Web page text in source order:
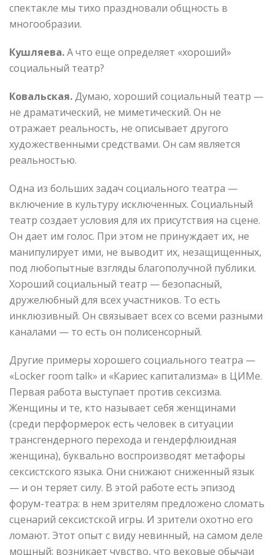
спектакле мы тихо праздновали общность в
многообразии.
Кушляева.А что еще определяет «хороший»
социальный театр?
Ковальская.Думаю, хороший социальный театр —
не драматический, не миметический. Он не
отражает реальность, не описывает другого
художественными средствами. Он сам является
реальностью.
Одна из больших задач социального театра —
включение в культуру исключенных. Социальный
театр создает условия для их присутствия на сцене.
Он дает им голос. При этом не принуждает их, не
манипулирует ими, не выводит их, незащищенных,
под любопытные взгляды благополучной публики.
Хороший социальный театр — безопасный,
дружелюбный для всех участников. То есть
инклюзивный. Он связывает всех со всеми разными
каналами — то есть он полисенсорный.
Другие примеры хорошего социального театра —
«Locker room talk» и «Кариес капитализма» в ЦИМе.
Первая работа выступает против сексизма.
Женщины и те, кто называет себя женщинами
(среди перформерок есть человек в ситуации
трансгендерного перехода и гендерфлюидная
женщина), буквально воспроизводят метафоры
сексистского языка. Они снижают сниженный язык
— и он теряет силу. В этой работе есть эпизод
форум-театра: в нем зрителям предложено сломать
сценарий сексистской игры. И зрители охотно его
ломают. Этот опыт с виду невинный, на самом деле
мощный: возникает чувство, что вековые обычаи